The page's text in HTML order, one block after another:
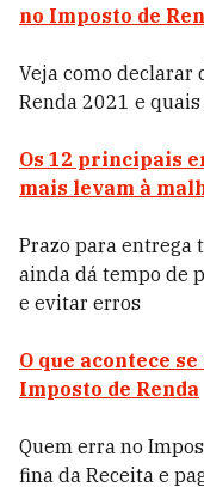
no Imposto de
Veja como declarar
Renda 2021 e
Os 12 principais
mais levam à
Prazo para entrega
ainda dá tempo de
e evitar erros
O que acontece
Imposto de Renda
Quem erra no
fina da Receita e